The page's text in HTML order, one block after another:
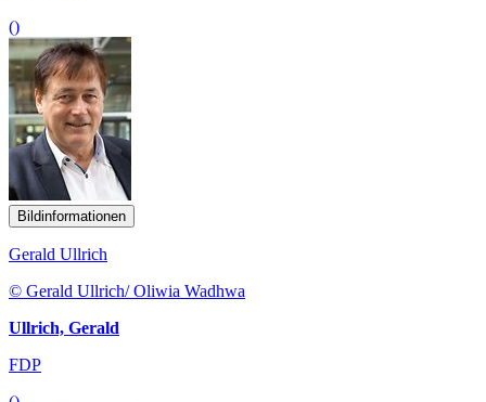
()
Bildinformationen
Gerald Ullrich
© Gerald Ullrich/ Oliwia Wadhwa
Ullrich, Gerald
FDP